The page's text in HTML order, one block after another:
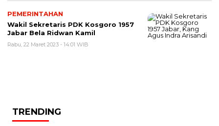
PEMERINTAHAN
Wakil Sekretaris PDK Kosgoro 1957
Jabar Bela Ridwan Kamil
Rabu, 22 Maret 2023 - 14:01 WIB
TRENDING